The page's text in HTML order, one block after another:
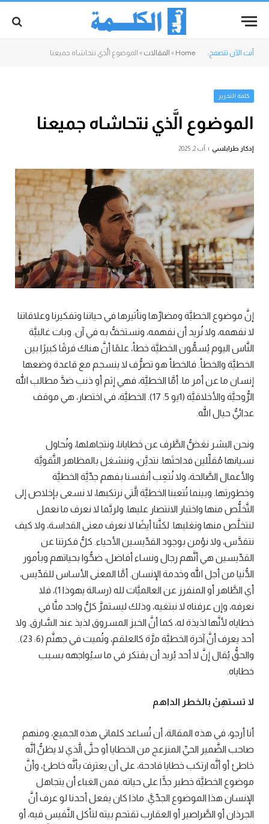
أنت الآن تتصفح: Home
» المقالات » الموضوع الَّذي نتحاشاه جميعنا
كلمة التحرير
الموضوع الَّذي نتحاشاه جميعنا
إدكار طرابلسي آب 2, 2025
إنَّ موضوع الخطيَّة ومضارِّها وتأثيرها في حياتنا وتفكيرنا وعلاقاتنا
لا نفهمه، ولا نُريد أن نفهمه، ونستخفُّ به في آن. وبات غالبيَّة
النَّاس اليوم يُسمُّون الخطيَّة خطأ، علمًا أنَّ هناك فرقًا كبيرًا بين
الخطيَّة والخطأ. فالخطأ هو تصرُّف لا ينسجم مع قاعدة وضعها
إنسان ما عن أمر ما. أمَّا الخطيَّة، فهي إثم أو ذنب ضدَّ مطالب الله
الرُّوحيَّة والأخلاقيَّة (1يو 5: 17). الخطيَّة، في اختصار، هي موقف
عدائيٌّ حيال الله.
ونحن البشر نغضُّ الطَّرف عن خطايانا، ونتجاهلها، ونُحاول
نسيانها مُقلِّلين فداحتَها. نتديَّن، وننشغل بالمظاهر التَّقويَّة
والأعمال الصَّالحة، ولا نُتعِب أنفسنا بفهم جدِّيَّة الخطيَّة
وخطورتها. وبينما تُتعبنا الخطيَّة الَّتي نرتكبها، لا نسعى بإخلاص إلى
التَّخلُّص منها واختبار الانتصار عليها. ولربَّما لا نعرف ما نعمل
لنتخلَّص منها ونغلبها. لكنَّنا أيضًا لا نعرف معنى القداسة، ولا كيف
نتقدَّس، ولا نؤمن بوجود القدِّيسين الأحياء. كلُّ فكرتنا عن
القدِّيسين هي أنَّهم رجال ونساء أفاضل، ضحُّوا بحياتهم وبأمور
الدُّنيا من أجل الله وخدمة الإنسان. أمَّا المعنى الأساس للقدِّيس،
أي الطَّاهر أو المنفرز عن العالميَّات لله (رسالة يهوذا 1)، فلا
نعرفه، وإن عرفناه لا نبتغيه، وذلك ليستمرَّ كلُّ واحد منَّا في
خطاياه لأنَّها لذيذة له، كما أنَّ الخبز المسروق لذيذ عند السَّارق. ولا
أحد يعرف أنَّ آخرة الخطيَّة مرَّة كالعلقم، وتُميت في جهنَّم (6: 23).
والحقُّ يُقال إنَّ لا أحد يُريد أن يفتكر في ما سيُواجهه بسبب
خطاياه.
لا تستهِنْ بالخطر الداهم
أنا أرجو، في هذه المقالة، أن تُساعد كلماتي هذه الجميع، ومنهم
صاحب الضَّمير الحيِّ المنزعج من الخطايا أو حتَّى الَّذي لا يظنُّ أنَّه
خاطئ أو أنَّه ارتكب خطايا فادحة، على أن يعترفَ بأنَّه خاطئ، وأنَّ
موضوع الخطيَّة خطير جدًّا على حياته. فمن الغباء أن يتجاهل
الإنسان هذا الموضوع الجدِّيَّ. ماذا كان يفعل أحدنا لو عرف أنَّ
الجرذان أو الصَّراصير أو العقارب تقتحم بيته لتأكل النَّفيس فيه، أو